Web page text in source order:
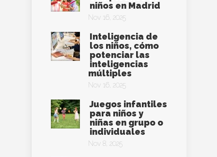
niños en Madrid
Nov 16, 2025
Inteligencia de
los niños, cómo
potenciar las
inteligencias
múltiples
Nov 16, 2025
Juegos infantiles
para niños y
niñas en grupo o
individuales
Nov 8, 2025